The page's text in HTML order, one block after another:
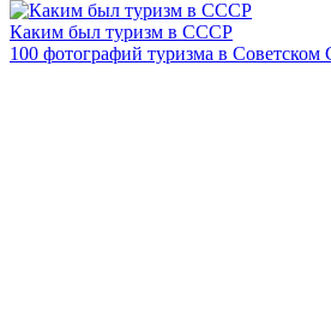
Каким был туризм в СССР
100 фотографий туризма в Советском